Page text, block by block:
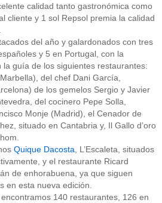
calidad tanto gastronómica como
cliente y 1 sol Repsol premia la calidad
del año y galardonados con tres
y 5 en Portugal, con la
la guía de los siguientes restaurantes:
del chef Dani García,
de los gemelos Sergio y Javier
del cocinero Pepe Solla,
Monje (Madrid), el Cenador de
situado en Cantabria y, Il Gallo d’oro
Quique Dacosta , L’Escaleta, situados
y el restaurante Ricard
de enhorabuena, ya que siguen
en esta nueva edición.
140 restaurantes, 126 en